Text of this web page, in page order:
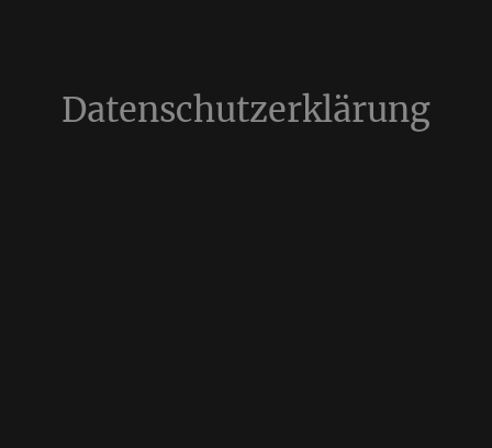
Datenschutzerklärung